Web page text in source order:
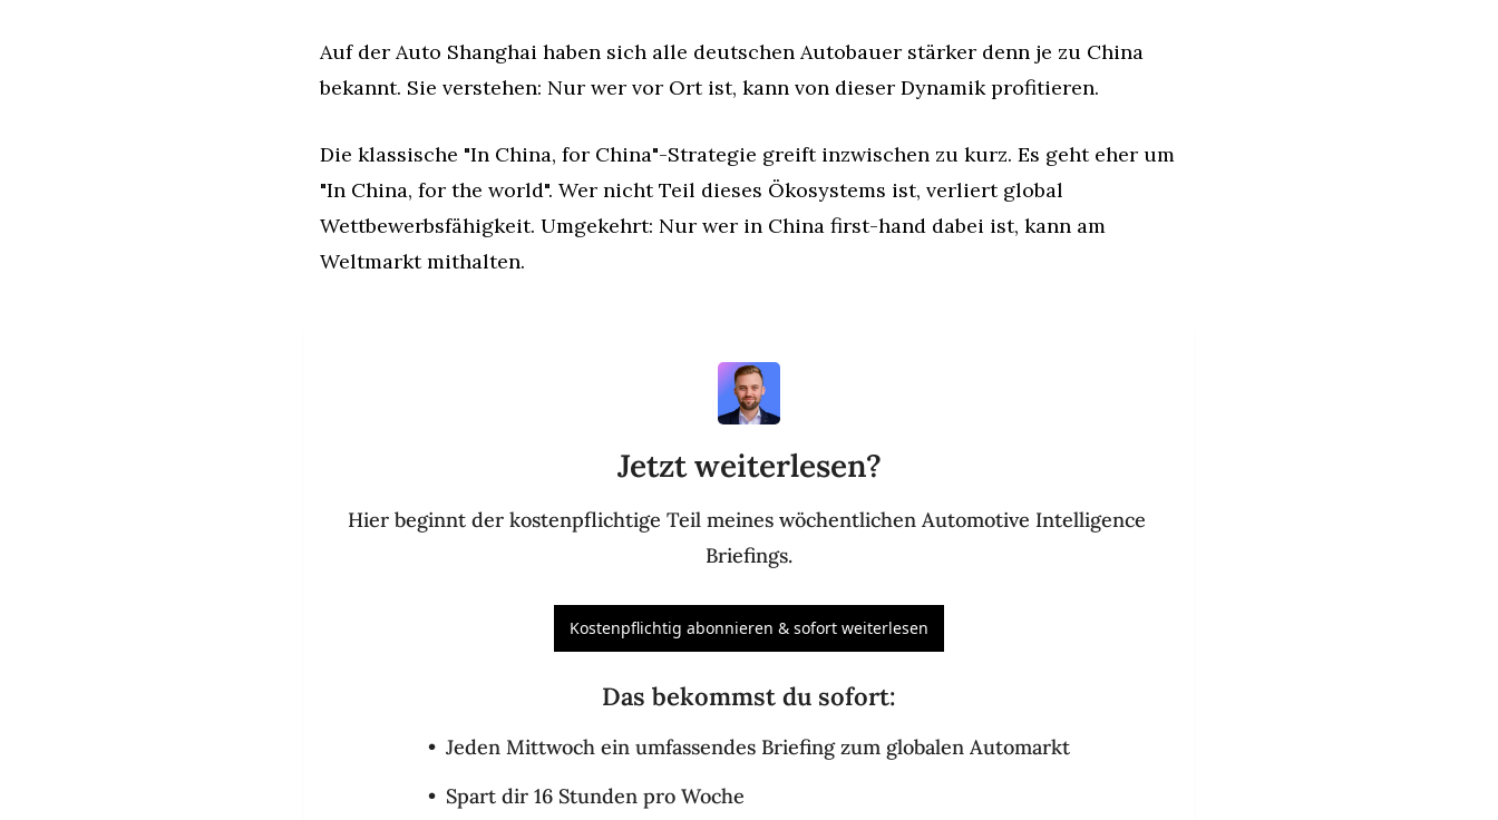
Auf der Auto Shanghai haben sich alle deutschen Autobauer stärker denn je zu China
bekannt. Sie verstehen: Nur wer vor Ort ist, kann von dieser Dynamik profitieren.
Die klassische "In China, for China"-Strategie greift inzwischen zu kurz. Es geht eher um
"In China, for the world". Wer nicht Teil dieses Ökosystems ist, verliert global
Wettbewerbsfähigkeit. Umgekehrt: Nur wer in China first-hand dabei ist, kann am
Weltmarkt mithalten.
Jetzt weiterlesen?
Hier beginnt der kostenpflichtige Teil meines wöchentlichen Automotive Intelligence
Briefings.
Kostenpflichtig abonnieren & sofort weiterlesen
Das bekommst du sofort:
Jeden Mittwoch ein umfassendes Briefing zum globalen Automarkt
Spart dir 16 Stunden pro Woche